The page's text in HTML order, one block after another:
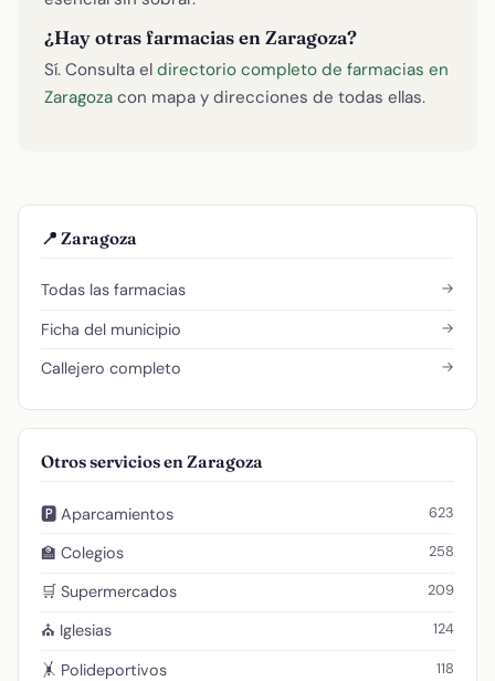
¿Hay otras farmacias en Zaragoza?
Sí. Consulta el directorio completo de farmacias en
Zaragoza con mapa y direcciones de todas ellas.
📍 Zaragoza
Todas las farmacias →
Ficha del municipio →
Callejero completo →
Otros servicios en Zaragoza
🅿️ Aparcamientos 623
🏫 Colegios 258
🛒 Supermercados 209
⛪ Iglesias 124
🤸 Polideportivos 118